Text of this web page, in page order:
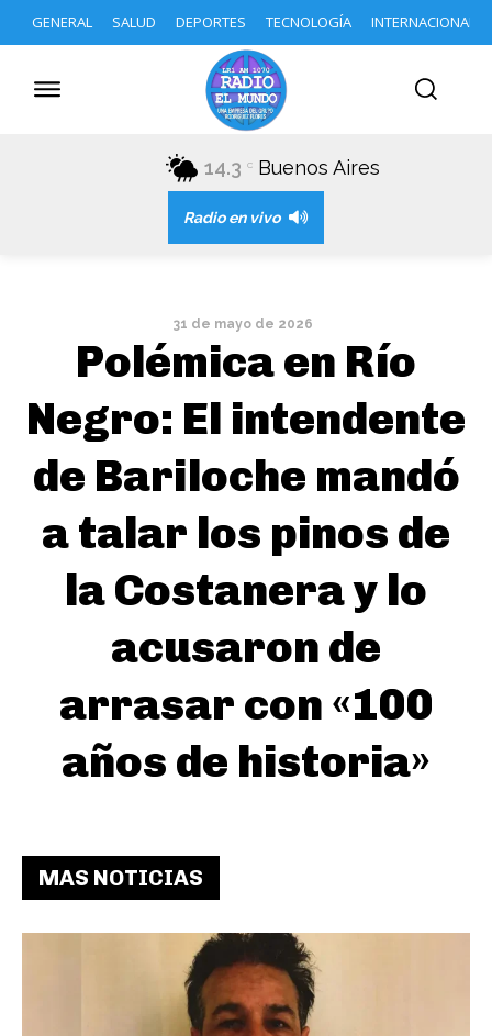
GENERAL SALUD DEPORTES TECNOLOGÍA INTERNACIONAL
14.3 C Buenos Aires
Radio en vivo
31 de mayo de 2026
Polémica en Río
Negro: El intendente
de Bariloche mandó
a talar los pinos de
la Costanera y lo
acusaron de
arrasar con «100
años de historia»
MAS NOTICIAS